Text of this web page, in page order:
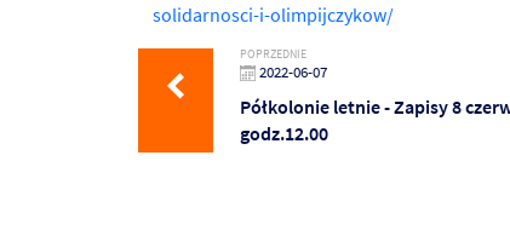
solidarnosci-i-olimpijczykow/
POPRZEDNIE
2022-06-07
Półkolonie letnie - Zapisy 8
godz.12.00